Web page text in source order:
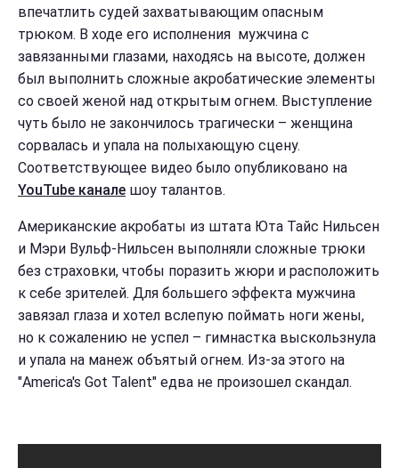
впечатлить судей захватывающим опасным
трюком. В ходе его исполнения мужчина с
завязанными глазами, находясь на высоте, должен
был выполнить сложные акробатические элементы
со своей женой над открытым огнем. Выступление
чуть было не закончилось трагически – женщина
сорвалась и упала на полыхающую сцену.
Соответствующее видео было опубликовано на
YouTube канале шоу талантов.
Американские акробаты из штата Юта Тайс Нильсен
и Мэри Вульф-Нильсен выполняли сложные трюки
без страховки, чтобы поразить жюри и расположить
к себе зрителей. Для большего эффекта мужчина
завязал глаза и хотел вслепую поймать ноги жены,
но к сожалению не успел – гимнастка выскользнула
и упала на манеж объятый огнем. Из-за этого на
"America's Got Talent" едва не произошел скандал.